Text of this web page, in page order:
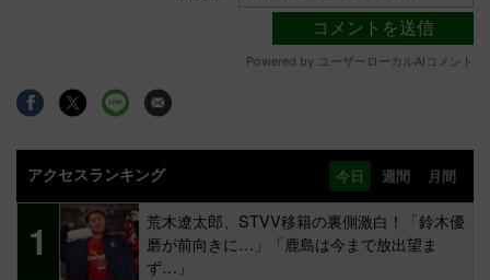
アクセスランキング 今日 週間 月間
1
荒木遼太郎、STVV移籍の裏側激白！「鈴木優
磨が前向きに…」「鹿島は今まで放出望ま
ず…」